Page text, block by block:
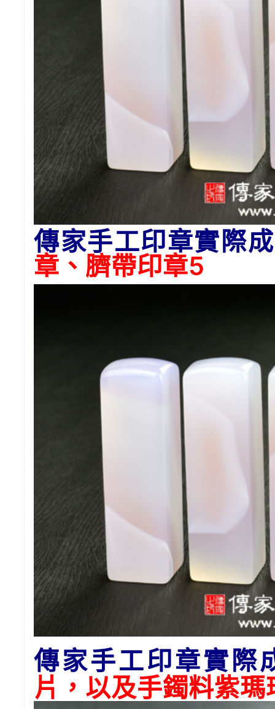
傳家手工印章實際
章、臍帶印章5
傳家手工印章實際
片，以及手鐲料紫